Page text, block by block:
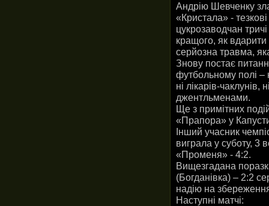
Андрію Шевченку
«Кристала» -
цукрозаводчан
кращого, як вдарити
серйозна травма,
Знову постає
футбольному полі –
ні лікарів-
джентльменами.
Ще з примітних
«Прапора» у
Інший учасник
виграла у суботу, 3
«Променя» - 4:2.
Вищезгадана
(Богданівка) – 2:2
надію на
Наступні матчі: